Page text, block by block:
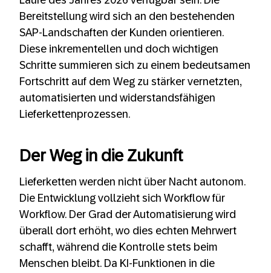
Bereitstellung wird sich an den bestehenden
SAP-Landschaften der Kunden orientieren.
Diese inkrementellen und doch wichtigen
Schritte summieren sich zu einem bedeutsamen
Fortschritt auf dem Weg zu stärker vernetzten,
automatisierten und widerstandsfähigen
Lieferkettenprozessen.
Der Weg in die Zukunft
Lieferketten werden nicht über Nacht autonom.
Die Entwicklung vollzieht sich Workflow für
Workflow. Der Grad der Automatisierung wird
überall dort erhöht, wo dies echten Mehrwert
schafft, während die Kontrolle stets beim
Menschen bleibt. Da KI-Funktionen in die